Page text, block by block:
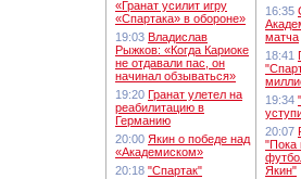
«Гранат усилит игру
«Спартака» в обороне»
19:03 Владислав
Рыжков: «Когда Кариоке
не отдавали пас, он
начинал обзываться»
19:20 Гранат улетел на
реабилитацию в
Германию
20:00 Якин о победе над
«Академиском»
20:18 "Спартак"
16:35
матча
18:41
19:34
20:07
"Пока
Якин"